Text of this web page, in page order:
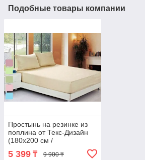
Подобные товары компании
Простынь на резинке из
поплина от Текс-Дизайн
(180х200 см /
Фиолетовый)
5 399 ₸ 9 900 ₸